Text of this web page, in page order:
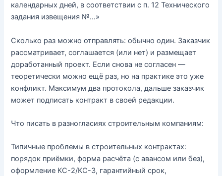
календарных дней, в соответствии с п. 12 Технического
задания извещения №…»
Сколько раз можно отправлять: обычно один. Заказчик
рассматривает, соглашается (или нет) и размещает
доработанный проект. Если снова не согласен —
теоретически можно ещё раз, но на практике это уже
конфликт. Максимум два протокола, дальше заказчик
может подписать контракт в своей редакции.
Что писать в разногласиях строительным компаниям:
Типичные проблемы в строительных контрактах:
порядок приёмки, форма расчёта (с авансом или без),
оформление КС-2/КС-3, гарантийный срок,